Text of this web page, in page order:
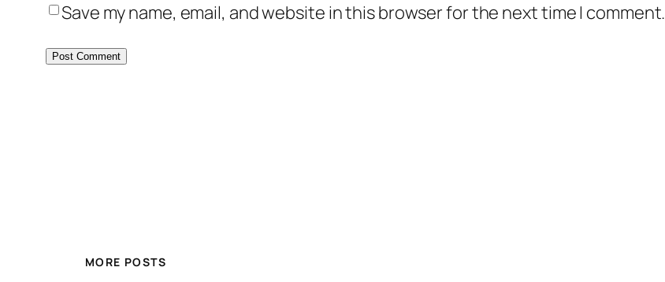
Save my name, email, and website in this browser for the next time I comment.
MORE POSTS